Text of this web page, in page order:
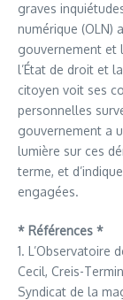
graves
numérique (OLN)
gouvernement et
l’État de droit et
citoyen voit ses
personnelles
gouvernement a
lumière sur ces
terme, et
engagées.
* Références *
1. L’Observatoire
Cecil, Creis-
Syndicat de la